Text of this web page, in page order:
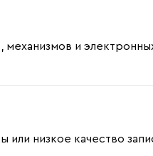
механизмов и
низкое качество